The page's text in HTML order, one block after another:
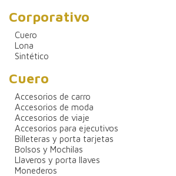
Corporativo
Cuero
Lona
Sintético
Cuero
Accesorios de carro
Accesorios de moda
Accesorios de viaje
Accesorios para ejecutivos
Billeteras y porta tarjetas
Bolsos y Mochilas
Llaveros y porta llaves
Monederos